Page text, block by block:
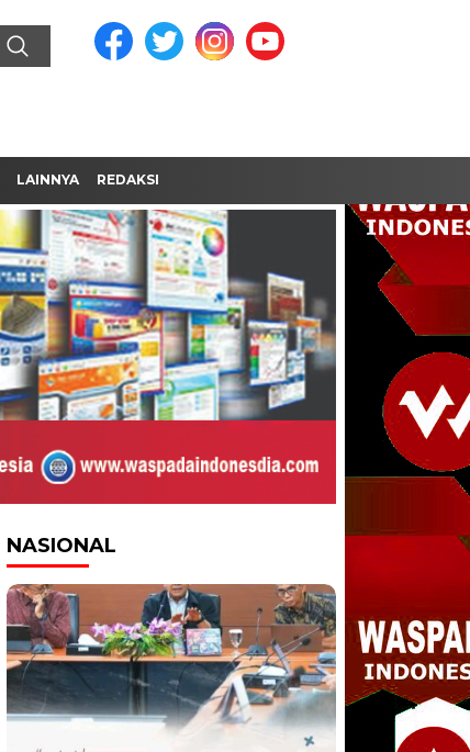
LAINNYA REDAKSI
NASIONAL